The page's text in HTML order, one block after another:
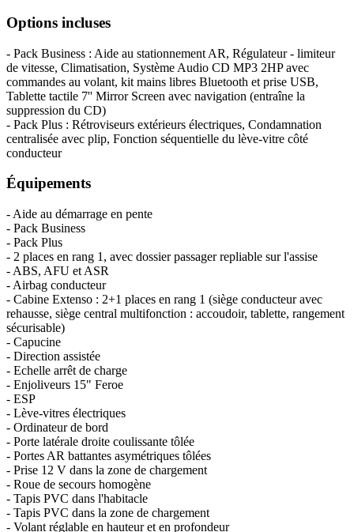
Options incluses
- Pack Business : Aide au stationnement AR, Régulateur - limiteur
de vitesse, Climatisation, Système Audio CD MP3 2HP avec
commandes au volant, kit mains libres Bluetooth et prise USB,
Tablette tactile 7'' Mirror Screen avec navigation (entraîne la
suppression du CD)
- Pack Plus : Rétroviseurs extérieurs électriques, Condamnation
centralisée avec plip, Fonction séquentielle du lève-vitre côté
conducteur
Équipements
- Aide au démarrage en pente
- Pack Business
- Pack Plus
- 2 places en rang 1, avec dossier passager repliable sur l'assise
- ABS, AFU et ASR
- Airbag conducteur
- Cabine Extenso : 2+1 places en rang 1 (siège conducteur avec
rehausse, siège central multifonction : accoudoir, tablette, rangement
sécurisable)
- Capucine
- Direction assistée
- Echelle arrêt de charge
- Enjoliveurs 15" Feroe
- ESP
- Lève-vitres électriques
- Ordinateur de bord
- Porte latérale droite coulissante tôlée
- Portes AR battantes asymétriques tôlées
- Prise 12 V dans la zone de chargement
- Roue de secours homogène
- Tapis PVC dans l'habitacle
- Tapis PVC dans la zone de chargement
- Volant réglable en hauteur et en profondeur